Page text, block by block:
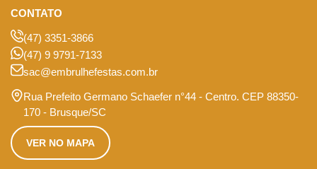
CONTATO
(47) 3351-3866
(47) 9 9791-7133
sac@embrulhefestas.com.br
Rua Prefeito Germano Schaefer n°44 - Centro. CEP 88350-
170 - Brusque/SC
VER NO MAPA